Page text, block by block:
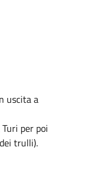
uscita a
per poi
trulli).